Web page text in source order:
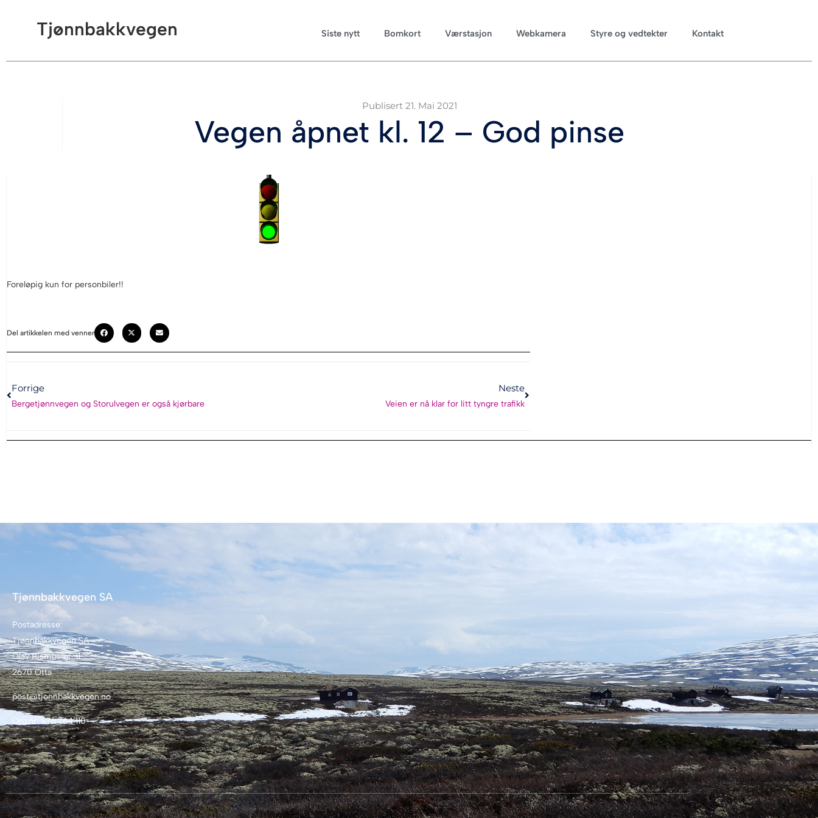
Tjønnbakkvegen Siste nytt Bomkort Værstasjon Webkamera Styre og vedtekter Kontakt
Publisert 21. Mai 2021
Vegen åpnet kl. 12 – God pinse
Foreløpig kun for personbiler!!
Del artikkelen med venner
Forrige
Bergetjønnvegen og Storulvegen er også kjørbare
Neste
Veien er nå klar for litt tyngre trafikk
Tjønnbakkvegen SA
Postadresse:
Tjønnbakkvegen SA
Olav Bismos gt. 11
2670 Otta
post@tjonnbakkvegen.no
Org.nr: 976 764 110